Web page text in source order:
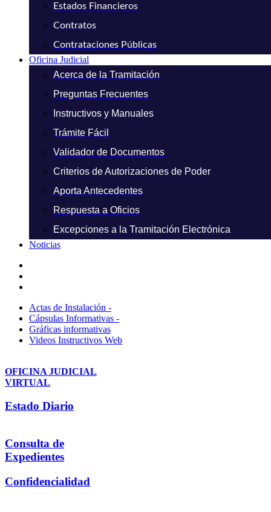
Estados Financieros
Contratos
Contrataciones Públicas
Oficina Judicial
Acerca de la Tramitación
Preguntas Frecuentes
Instructivos y Manuales
Trámite Fácil
Validador de Documentos
Criterios de Autorizaciones de Poder
Aporta Antecedentes
Respuesta a Oficios
Excepciones a la Tramitación Electrónica
Noticias
Actas de Instalación -
Cápsulas Informativas -
Gráficas informativas
Videos Instructivos Web
OFICINA JUDICIAL
VIRTUAL
Estado Diario
Consulta de
Expedientes
Confidencialidad